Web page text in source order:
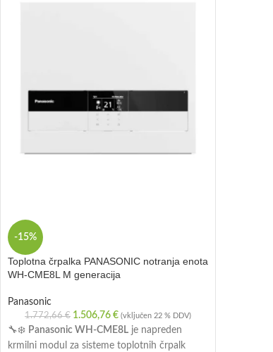
-15%
Toplotna črpalka PANASONIC notranja enota
WH-CME8L M generacija
Panasonic
1.772,66€ 1.506,76 € (vključen 22 % DDV)
🔧❄️ Panasonic WH-CME8L je napreden
krmilni modul za sisteme toplotnih črpalk